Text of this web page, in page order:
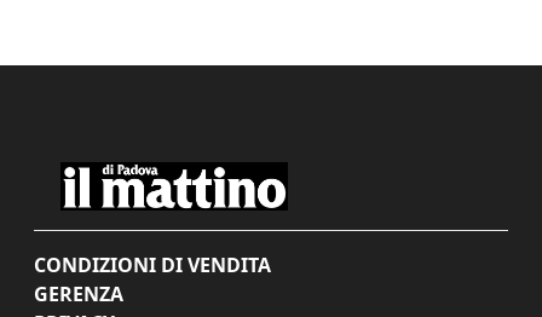
CONDIZIONI DI VENDITA
GERENZA